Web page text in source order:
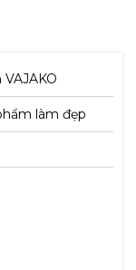
làm đẹp